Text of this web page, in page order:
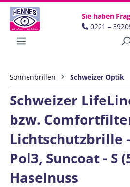
Zum Hauptinhalt springen
Sie haben
0221 –
Sonnenbrillen Schweizer Optik
Schweizer
bzw.
Lichtschutzbrille
Pol3, Suncoat - S
Haselnuss